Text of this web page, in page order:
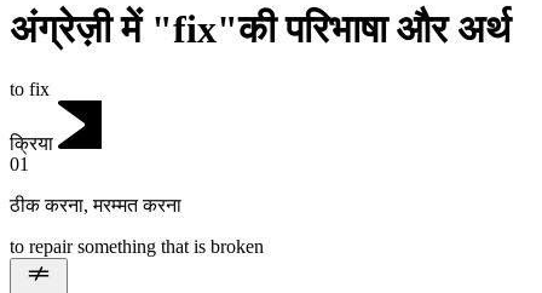
अंग्रेज़ी में "fix"की परिभाषा और अर्थ
to fix
क्रिया
01
ठीक करना,मरम्मत करना
to repair something that is broken